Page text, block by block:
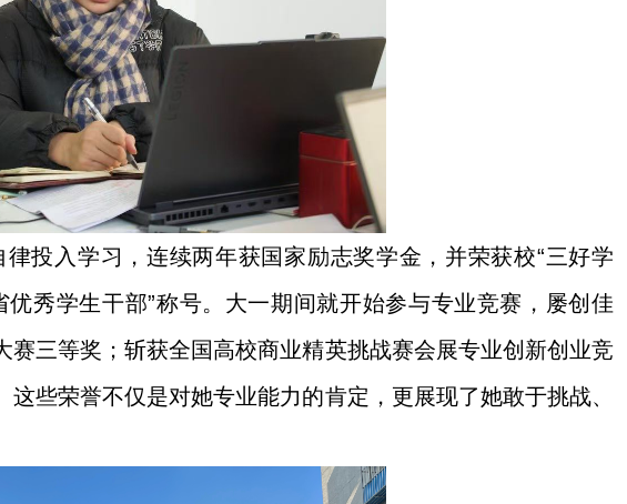
投入学习，连续两年获国家励志奖学金，并荣获校“三好学
优秀学生干部”称号。大一期间就开始参与专业竞赛，屡创佳
三等奖；斩获全国高校商业精英挑战赛会展专业创新创业竞
些荣誉不仅是对她专业能力的肯定，更展现了她敢于挑战、